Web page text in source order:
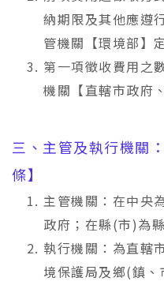
納期限及其他應遵
管機關【環境部】
第一項徵收費用之
機關【直轄市政府
三、主管及執行機關
條】
主管機關：在中央
政府；在縣(市)為
執行機關：為直轄
境保護局及鄉(鎮、